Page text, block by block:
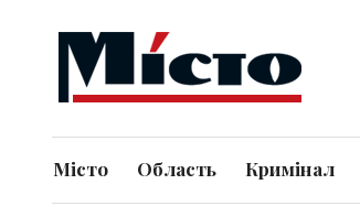
Місто Область Кримінал